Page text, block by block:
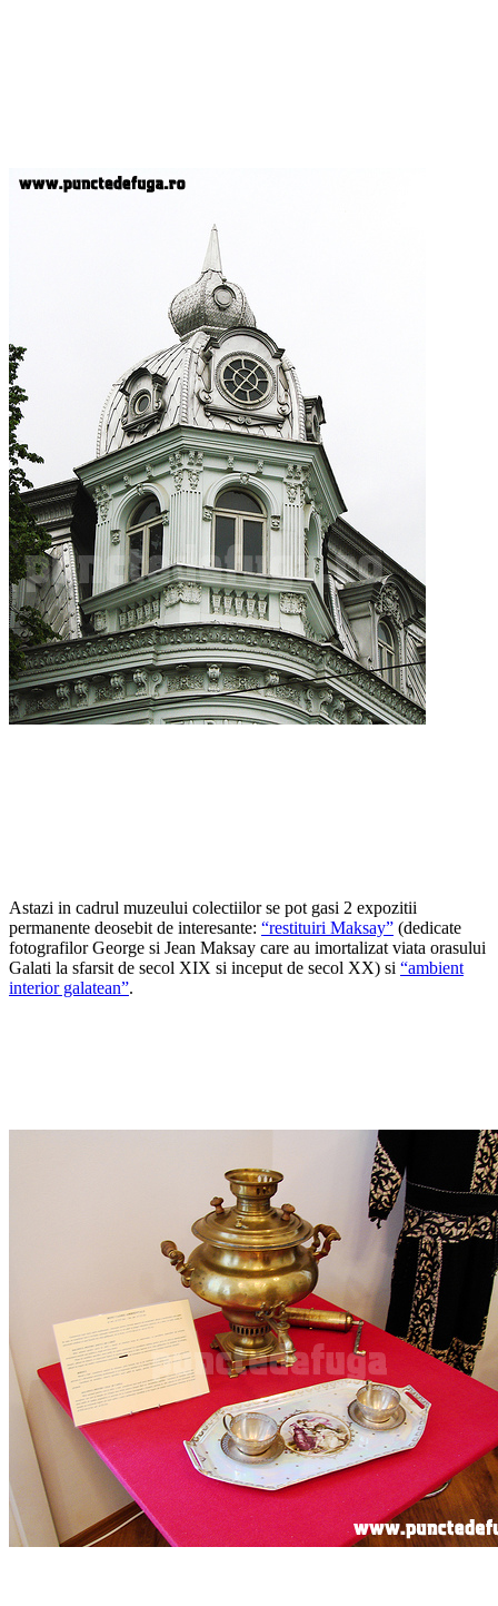
Astazi in cadrul muzeului colectiilor se pot gasi 2 expozitii
permanente deosebit de interesante: “restituiri Maksay” (dedicate
fotografilor George si Jean Maksay care au imortalizat viata orasului
Galati la sfarsit de secol XIX si inceput de secol XX) si “ambient
interior galatean”.